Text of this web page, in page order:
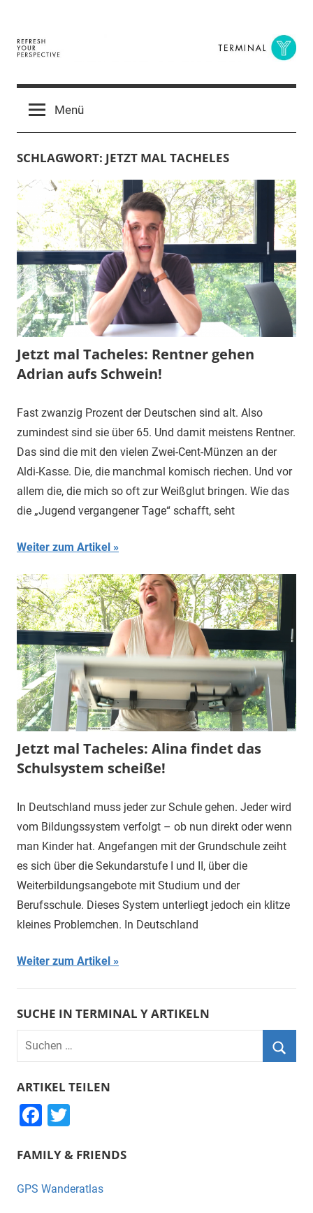
springen
Terminal
Y
Digital
BusinessMenü
SCHLAGWORT: JETZT MAL TACHELES
Jetzt mal Tacheles: Rentner gehen
Adrian aufs Schwein!
Fast zwanzig Prozent der Deutschen sind alt. Also
zumindest sind sie über 65. Und damit meistens Rentner.
Das sind die mit den vielen Zwei-Cent-Münzen an der
Aldi-Kasse. Die, die manchmal komisch riechen. Und vor
allem die, die mich so oft zur Weißglut bringen. Wie das
die „Jugend vergangener Tage“ schafft, seht
Weiter zum Artikel
Jetzt mal Tacheles: Alina findet das
Schulsystem scheiße!
In Deutschland muss jeder zur Schule gehen. Jeder wird
vom Bildungssystem verfolgt – ob nun direkt oder wenn
man Kinder hat. Angefangen mit der Grundschule zeiht
es sich über die Sekundarstufe I und II, über die
Weiterbildungsangebote mit Studium und der
Berufsschule. Dieses System unterliegt jedoch ein klitze
kleines Problemchen. In Deutschland
Weiter zum Artikel
SUCHE IN TERMINAL Y ARTIKELN
Suchen
nach:
ARTIKEL TEILEN
F
c
e
tt
er
FAMILY & FRIENDS
GPS Wanderatlas